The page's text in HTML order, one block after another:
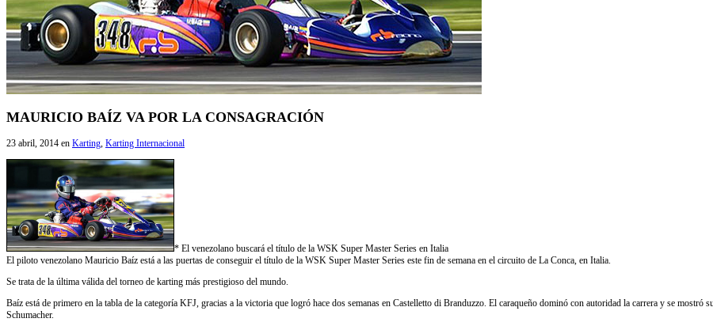
MAURICIO BAÍZ VA POR LA CONSAGRACIÓN
23 abril, 2014 en Karting Karting Internacional
* El venezolano buscará el título de la WSK Super Master Series en Italia
El piloto venezolano Mauricio Baíz está a las puertas de conseguir el título de la WSK Super Master Series este fin de semana en el circuito de La Conca, en Italia.
Se trata de la última válida del torneo de karting más prestigioso del mundo.
Baíz está de primero en la tabla de la categoría KFJ, gracias a la victoria que logró hace dos semanas en Castelletto di Branduzzo. El caraqueño dominó con autoridad la carrera y se
Schumacher.